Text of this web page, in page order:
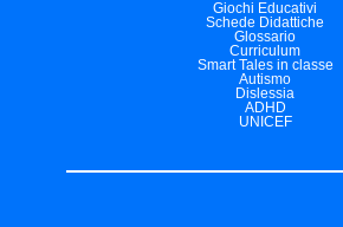
Giochi Educativi
Schede Didattiche
Glossario
Curriculum
Smart Tales in classe
Autismo
Dislessia
ADHD
UNICEF